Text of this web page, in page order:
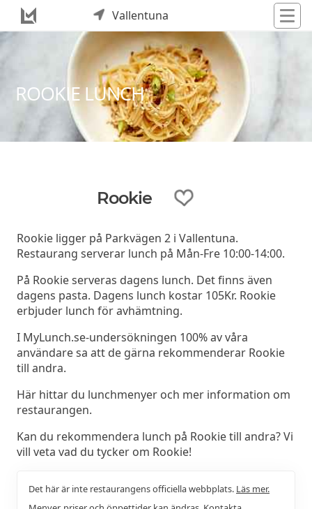
Vallentuna
ROOKIE LUNCH
Rookie
Rookie ligger på Parkvägen 2 i Vallentuna.
Restaurang serverar lunch på Mån-Fre 10:00-14:00.
På Rookie serveras dagens lunch. Det finns även
dagens pasta. Dagens lunch kostar 105Kr. Rookie
erbjuder lunch för avhämtning.
I MyLunch.se-undersökningen 100% av våra
användare sa att de gärna rekommenderar Rookie
till andra.
Här hittar du lunchmenyer och mer information om
restaurangen.
Kan du rekommendera lunch på Rookie till andra? Vi
vill veta vad du tycker om Rookie!
Det här är inte restaurangens officiella webbplats. Läs mer.